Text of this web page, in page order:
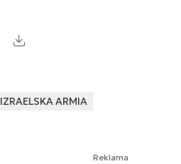
IZRAELSKA ARMIA
Reklama